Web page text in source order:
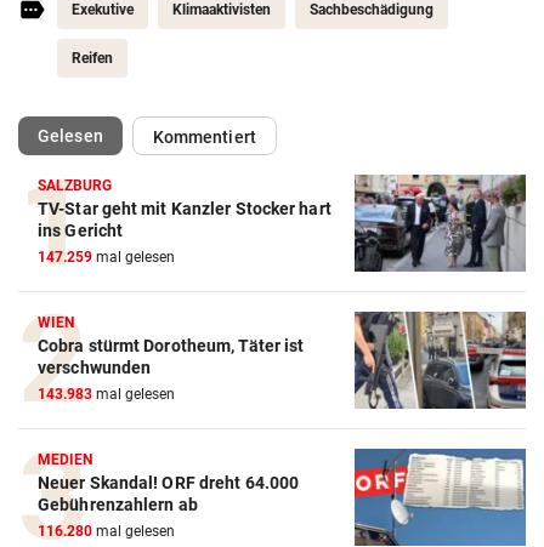
Exekutive Klimaaktivisten Sachbeschädigung
Reifen
Gelesen(ausgewählt)Kommentiert
SALZBURG
TV-Star geht mit Kanzler Stocker hart
ins Gericht
147.259 mal gelesen
WIEN
Cobra stürmt Dorotheum, Täter ist
verschwunden
143.983 mal gelesen
MEDIEN
Neuer Skandal! ORF dreht 64.000
Gebührenzahlern ab
116.280 mal gelesen